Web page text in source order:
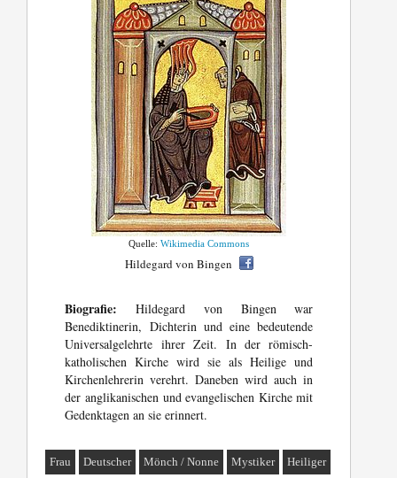
Quelle:Wikimedia Commons
Hildegard von Bingen
Biografie: Hildegard von Bingen war
Benediktinerin, Dichterin und eine bedeutende
Universalgelehrte ihrer Zeit. In der römisch-
katholischen Kirche wird sie als Heilige und
Kirchenlehrerin verehrt. Daneben wird auch in
der anglikanischen und evangelischen Kirche mit
Gedenktagen an sie erinnert.
Frau Deutscher Mönch / Nonne Mystiker Heiliger